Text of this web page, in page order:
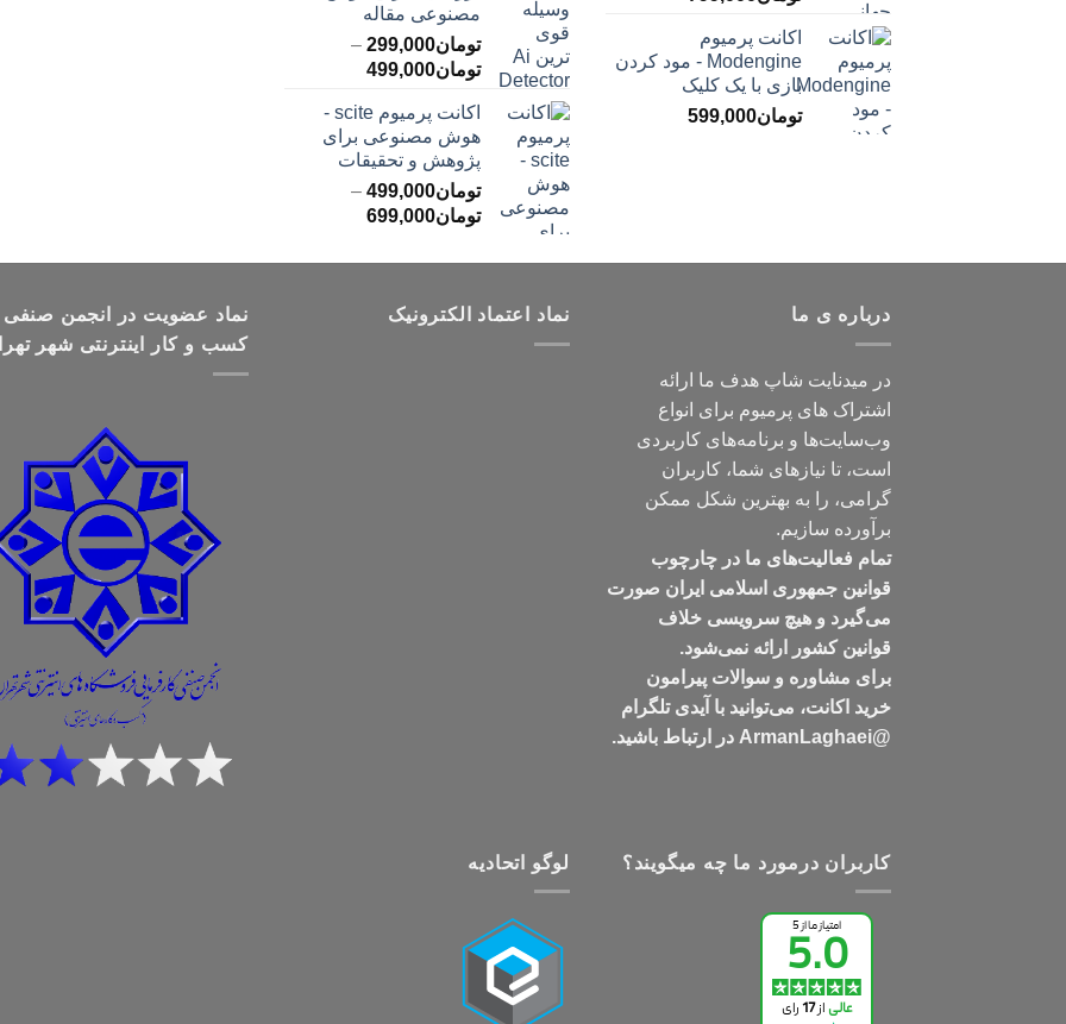
اکانت پرمیوم
Modengine - مود کردن
بازی با یک کلیک
تومان599,000
مصنوعی مقاله
تومان299,000
–
تومان499,000محدوده
تا
تومان499,000
اکانت پرمیوم scite -
هوش مصنوعی برای
پژوهش و تحقیقات
تومان499,000
–
تومان699,000محدوده
تومان499,000
درباره ی ما
در میدنایت شاپ هدف ما ارائه
اشتراک های پرمیوم برای انواع
وب‌سایت‌ها و برنامه‌های کاربردی
است، تا نیازهای شما، کاربران
گرامی، را به بهترین شکل ممکن
برآورده سازیم.
تمام فعالیت‌های ما در چارچوب
قوانین جمهوری اسلامی ایران صورت
می‌گیرد و هیچ سرویسی خلاف
قوانین کشور ارائه نمی‌شود.
برای مشاوره و سوالات پیرامون
خرید اکانت، می‌توانید با آیدی تلگرام
@ArmanLaghaei در ارتباط باشید.
نماد اعتماد الکترونیک
نماد عضویت در انجمن صنفی
کسب و کار اینترنتی شهر
کاربران درمورد ما چه میگویند؟ لوگو اتحادیه